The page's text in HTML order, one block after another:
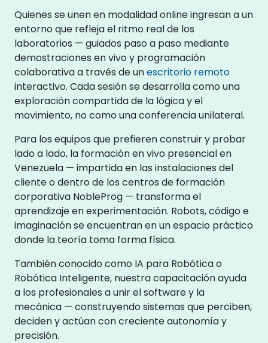
Quienes se unen en modalidad online ingresan a un
entorno que refleja el ritmo real de los
laboratorios — guiados paso a paso mediante
demostraciones en vivo y programación
colaborativa a través de unescritorio remoto
interactivo. Cada sesión se desarrolla como una
exploración compartida de la lógica y el
movimiento, no como una conferencia unilateral.
Para los equipos que prefieren construir y probar
lado a lado, la formación en vivo presencial en
Venezuela — impartida en las instalaciones del
cliente o dentro de los centros de formación
corporativa NobleProg — transforma el
aprendizaje en experimentación. Robots, código e
imaginación se encuentran en un espacio práctico
donde la teoría toma forma física.
También conocido como IA para Robótica o
Robótica Inteligente, nuestra capacitación ayuda
a los profesionales a unir el software y la
mecánica — construyendo sistemas que perciben,
deciden y actúan con creciente autonomía y
precisión.